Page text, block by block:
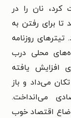
کرد، نان را در
تا برای رفتن به
روزنامه
محلی درب
افزایش یافته
می‌داد و باز
می‌انداخت.
اقتصاد خوب